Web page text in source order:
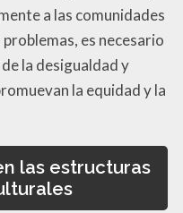
a las comunidades
es necesario
la desigualdad y
la equidad y la
las estructuras